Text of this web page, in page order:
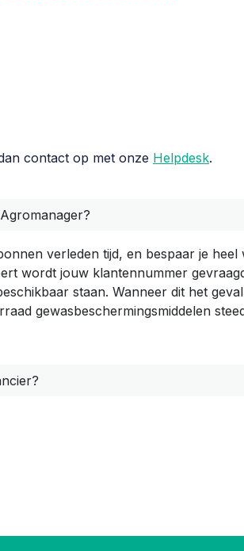
contact op met onze Helpdesk.
verleden tijd, en bespaar je heel
wordt jouw klantennummer
staan. Wanneer dit het
gewasbeschermingsmiddelen